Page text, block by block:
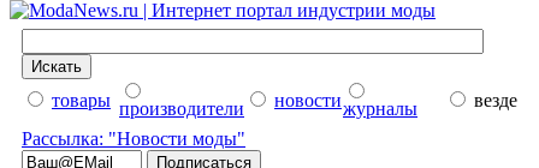
товары производители новостижурналы
везде
Рассылка: "Новости моды"